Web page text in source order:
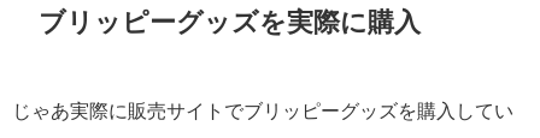
ブリッピーグッズを実際に購入
じゃあ実際に販売サイトでブリッピーグッズを購入してい